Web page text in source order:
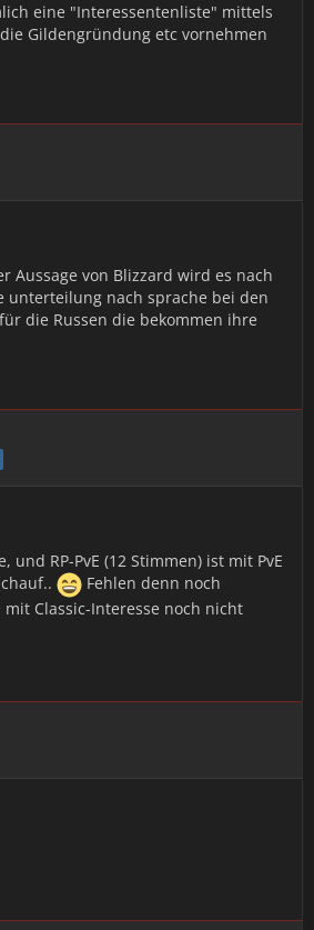
eine "Interessentenliste" mittels
Gildengründung etc vornehmen
Aussage von Blizzard wird es nach
unterteilung nach sprache bei den
die Russen die bekommen ihre
und RP-PvE (12 Stimmen) ist mit PvE
Fehlen denn noch
Classic-Interesse noch nicht